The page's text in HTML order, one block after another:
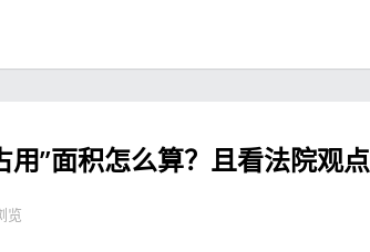
用”面积怎么算？且看法院观点
览